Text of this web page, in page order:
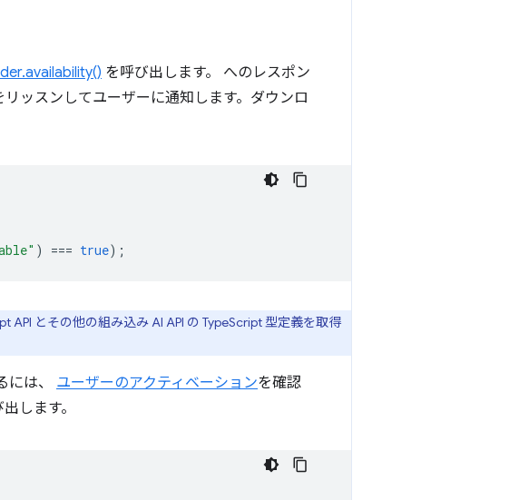
を呼び出します。 へのレスポン
ッスンしてユーザーに通知します。ダウンロ
) === true);
API とその他の組み込み AI API の TypeScript 型定義を取得
には、 ユーザーのアクティベーションを確認
します。